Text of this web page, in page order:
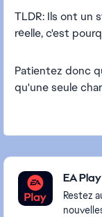
TLDR: Ils ont un
réelle, c'est
Patientez donc
qu'une seule
Featured Places
EA Play
Restez